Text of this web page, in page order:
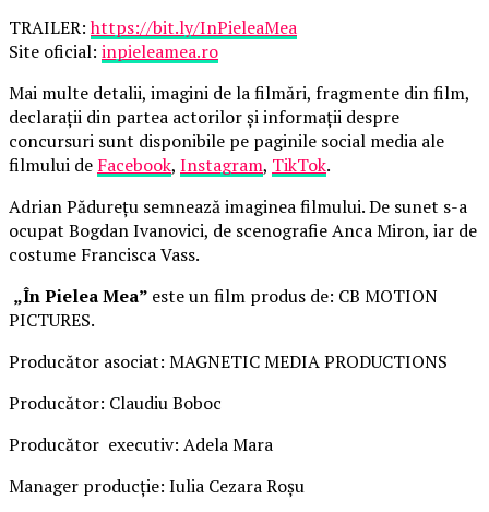
TRAILER:https://bit.ly/InPieleaMea
Site oficial: inpieleamea.ro
Mai multe detalii, imagini de la filmări, fragmente din film,
declarații din partea actorilor și informații despre
concursuri sunt disponibile pe paginile social media ale
filmului de Facebook, Instagram, TikTok.
Adrian Pădurețu semnează imaginea filmului. De sunet s-a
ocupat Bogdan Ivanovici, de scenografie Anca Miron, iar de
costume Francisca Vass.
„În Pielea Mea” este un film produs de: CB MOTION
PICTURES.
Producător asociat: MAGNETIC MEDIA PRODUCTIONS
Producător: Claudiu Boboc
Producător executiv: Adela Mara
Manager producție: Iulia Cezara Roșu